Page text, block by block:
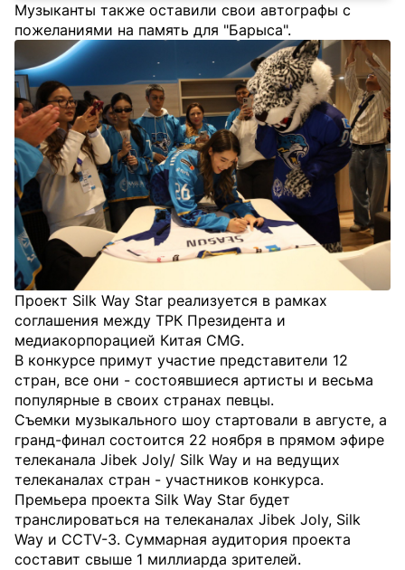
Музыканты также оставили свои автографы с
пожеланиями на память для "Барыса".
Проект Silk Way Star реализуется в рамках
соглашения между ТРК Президента и
медиакорпорацией Китая CMG.
В конкурсе примут участие представители 12
стран, все они - состоявшиеся артисты и весьма
популярные в своих странах певцы.
Съемки музыкального шоу стартовали в августе, а
гранд-финал состоится 22 ноября в прямом эфире
телеканала Jibek Joly/ Silk Way и на ведущих
телеканалах стран - участников конкурса.
Премьера проекта Silk Way Star будет
транслироваться на телеканалах Jibek Joly, Silk
Way и CCTV-3. Суммарная аудитория проекта
составит свыше 1 миллиарда зрителей.